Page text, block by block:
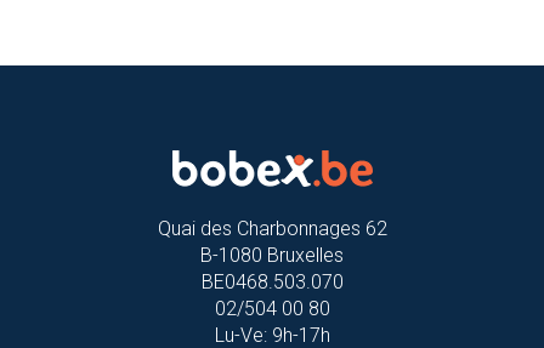
Quai des Charbonnages 62
B-1080 Bruxelles
BE0468.503.070
02/504 00 80
Lu-Ve: 9h-17h